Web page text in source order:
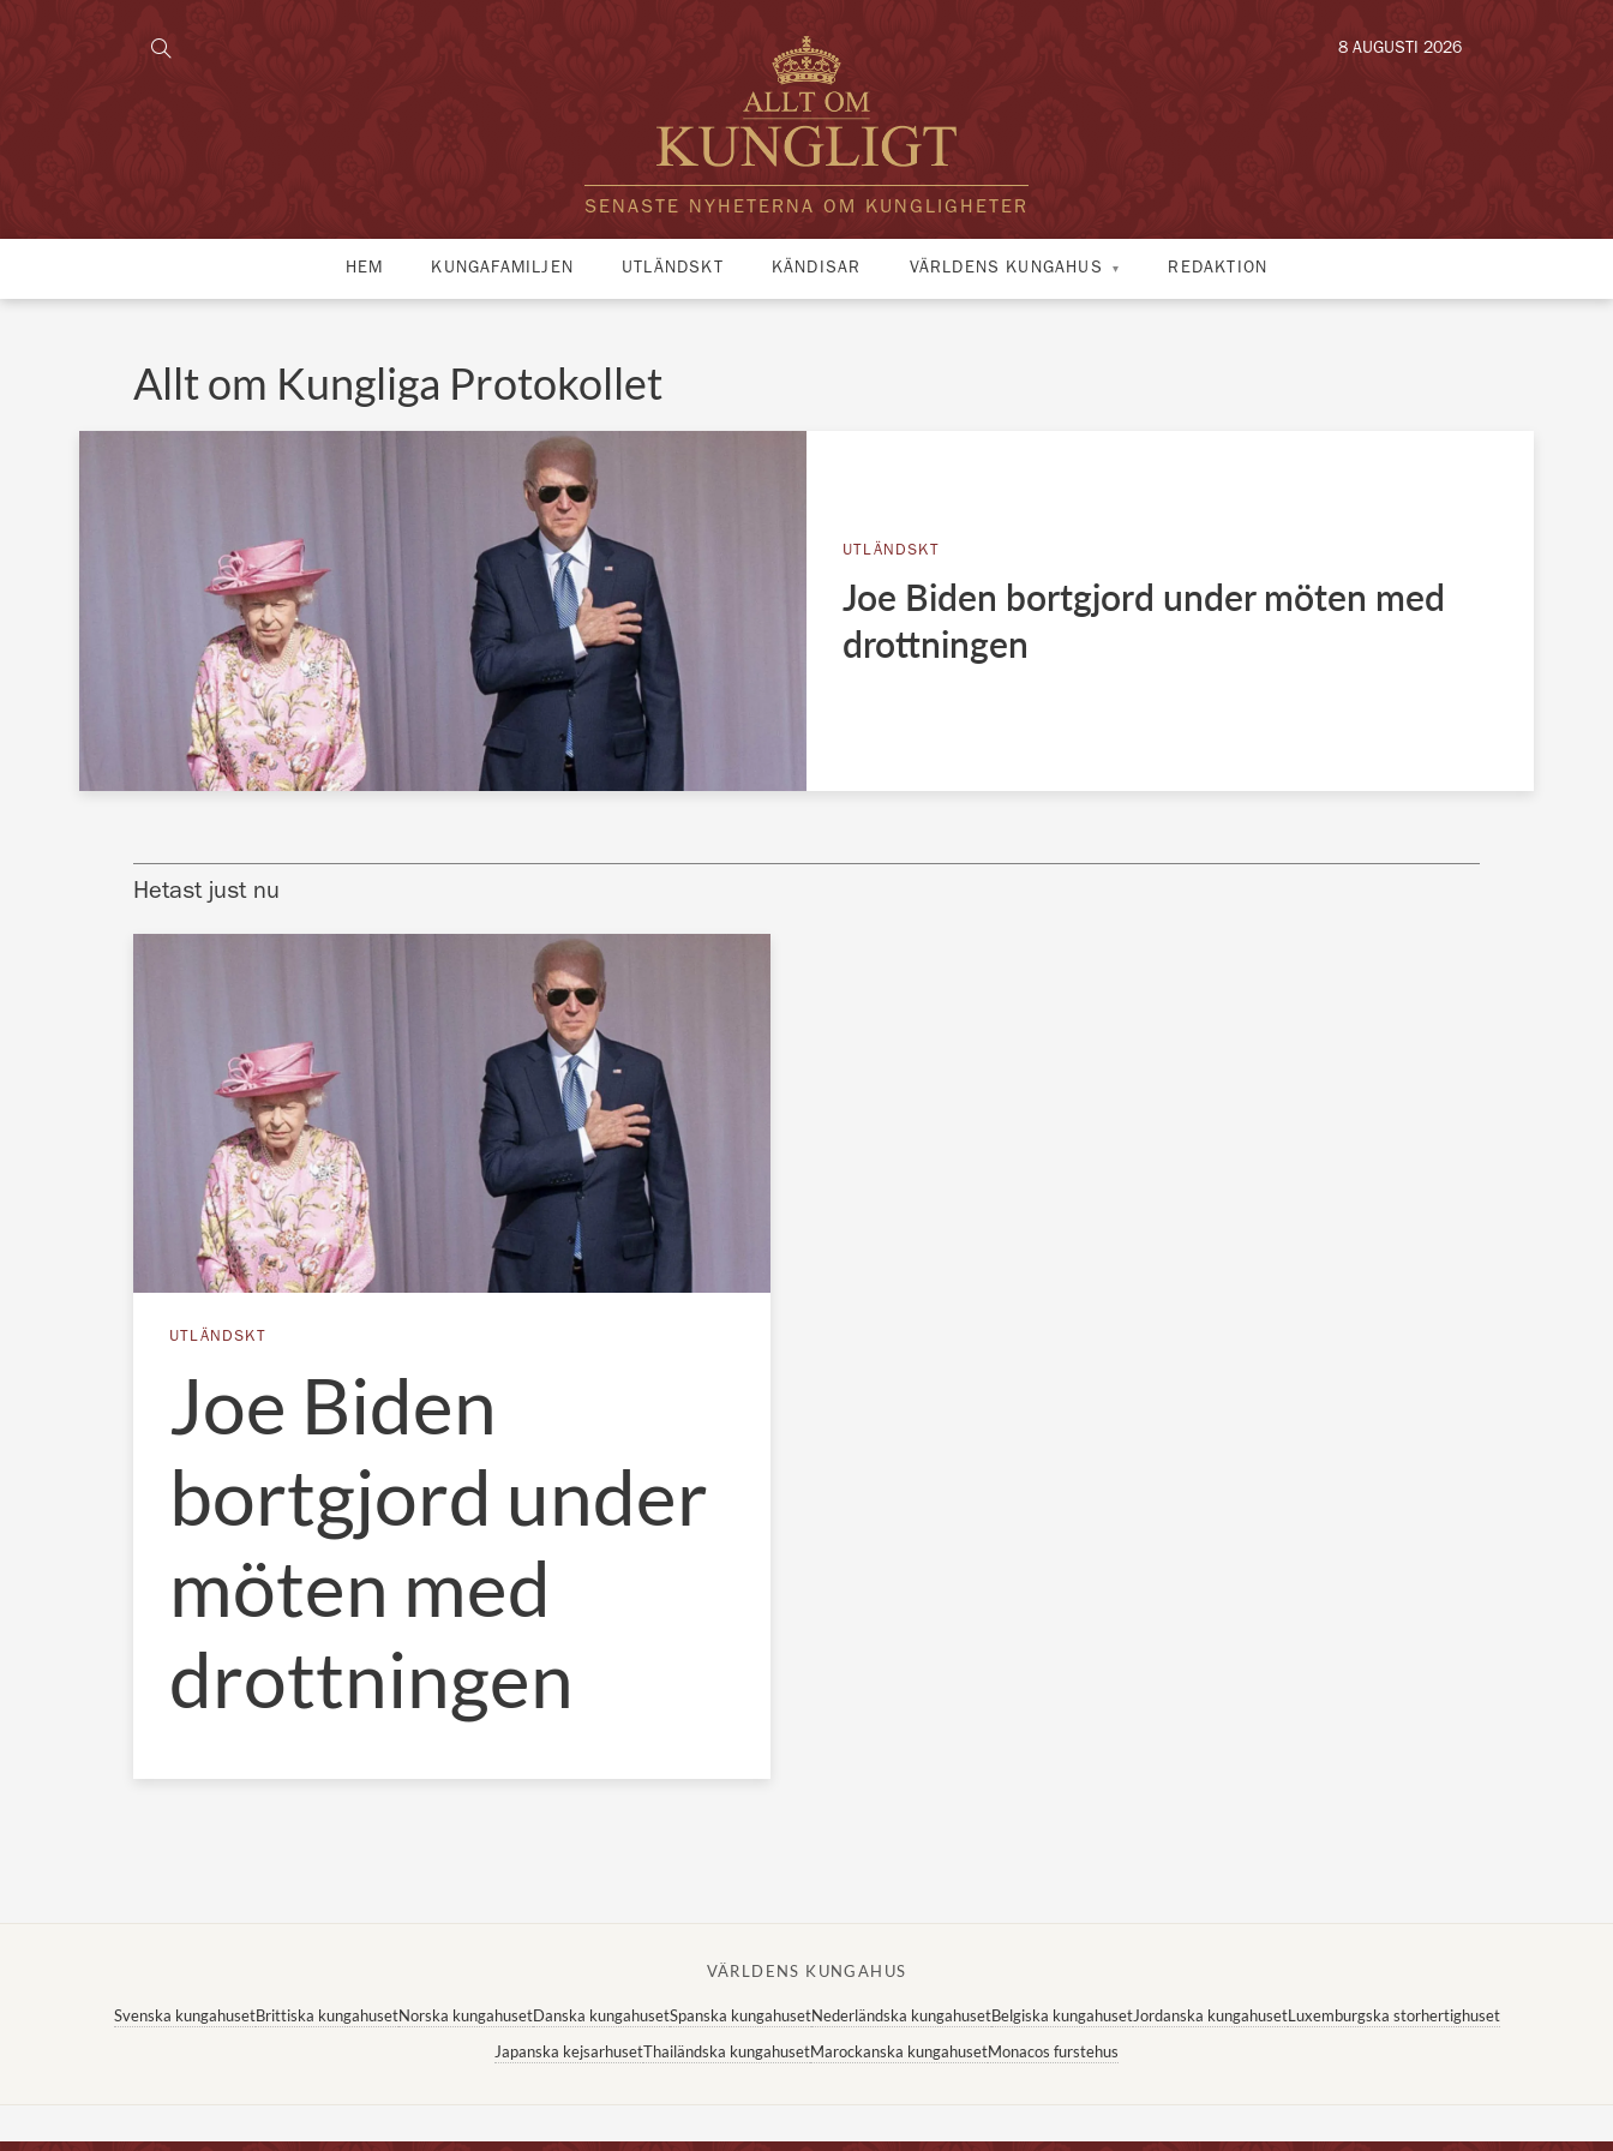
SENASTE NYHETERNA OM KUNGLIGHETER
8 AUGUSTI 2026
HEM KUNGAFAMILJEN UTLÄNDSKT KÄNDISAR VÄRLDENS KUNGAHUS REDAKTION
Allt om Kungliga Protokollet
UTLÄNDSKT
Joe Biden bortgjord under möten med
drottningen
Hetast just nu
UTLÄNDSKT
Joe Biden
bortgjord under
möten med
drottningen
VÄRLDENS KUNGAHUS
Svenska kungahusetBrittiska kungahusetNorska kungahusetDanska kungahusetSpanska kungahusetNederländska kungahusetBelgiska kungahusetJordanska kungahusetLuxemburgska storhertighuset
Japanska kejsarhusetThailändska kungahusetMarockanska kungahusetMonacos furstehus